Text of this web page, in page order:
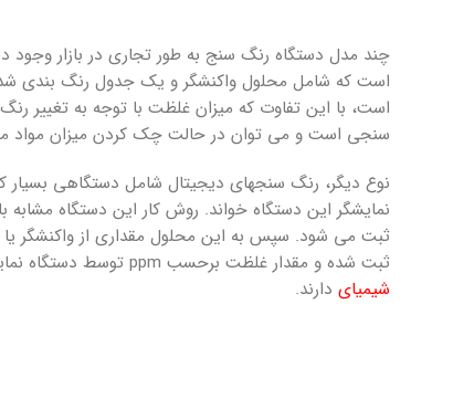
چند مدل دستگاه رنگ­ سنج به طور تجاری در بازار وجود
است که شامل محلول واکنشگر و یک جدول رنگ ­بندی
سنجی است و می­ توان در حالت چک کردن میزان مواد
نوع دیگر، رنگ­ سنجهای دیجیتال شامل دستگاهی بسیار
نمایشگر این دستگاه خواند. روش کار این دستگاه
ثبت می ­شود. سپس به این محلول مقداری از واکنشگر
ثبت شده و مقدار غلظت برحسب ppm توسط دستگاه نمایش داده می­ شود. این مدل دستگاه کوچک، سبک، قابل حمل و ارزان بوده و دقت اندازه ­گیری بهتری نسبت به
شیمیای دارند.